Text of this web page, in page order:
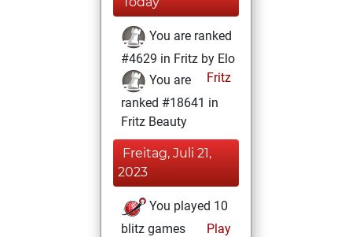
You are ranked
#4629 in Fritz by Elo
Fritz
You are
ranked #18641 in
Fritz Beauty
Freitag, Juli 21,
2023
You played 10
blitz games
Play